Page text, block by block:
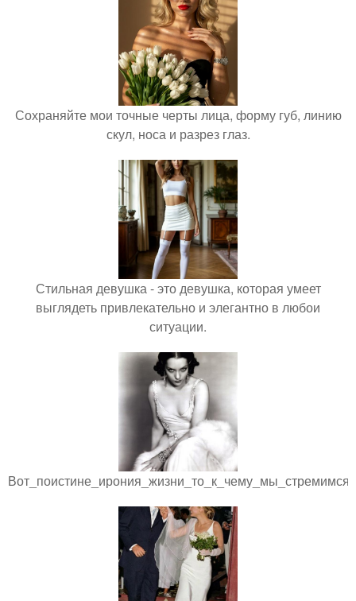
Сохраняйте мои точные черты лица, форму губ, линию
скул, носа и разрез глаз.
Стильная девушка - это девушка, которая умеет
выглядеть привлекательно и элегантно в любои
ситуации.
Вот_поистине_ирония_жизни_то_к_чему_мы_стремимся.